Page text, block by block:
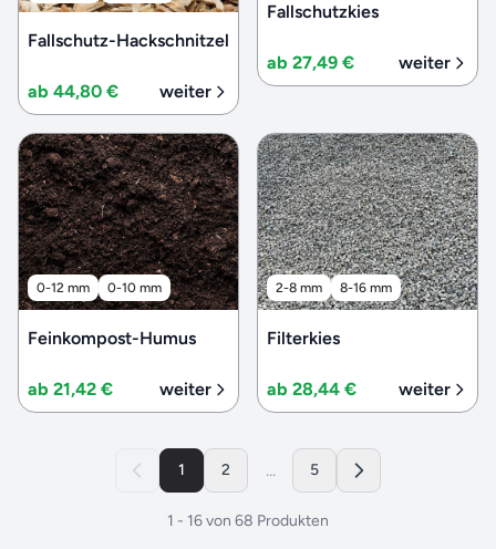
Fallschutz-Hackschnitzel
ab 44,80 € weiter
Fallschutzkies
ab 27,49 € weiter
0-12 mm 0-10 mm
Feinkompost-Humus
ab 21,42 € weiter
2-8 mm 8-16 mm
Filterkies
ab 28,44 € weiter
1 2 ... 5
1 - 16von 68 Produkten